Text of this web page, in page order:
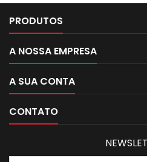
PRODUTOS
A NOSSA EMPRESA
A SUA CONTA
CONTATO